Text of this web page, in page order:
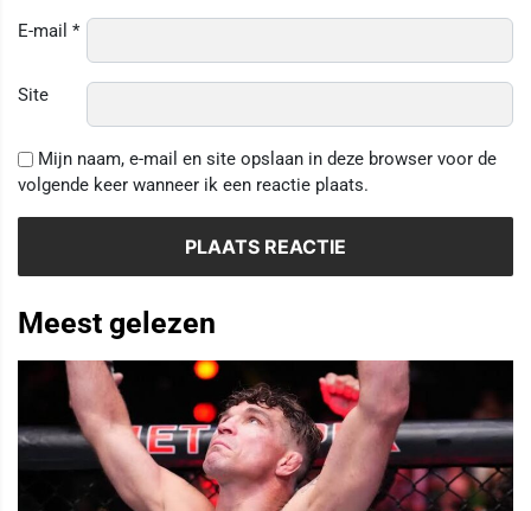
E-mail *
Site
Mijn naam, e-mail en site opslaan in deze browser voor de
volgende keer wanneer ik een reactie plaats.
Meest gelezen